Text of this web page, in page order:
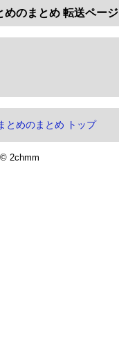
めのまとめ 転送ページ
とめのまとめ トップ
© 2chmm